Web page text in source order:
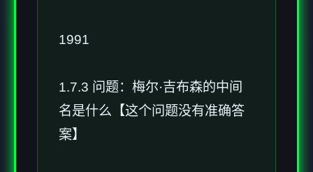
1991
1.7.3 问题：梅尔·吉布森的中间
名是什么【这个问题没有准确答
案】